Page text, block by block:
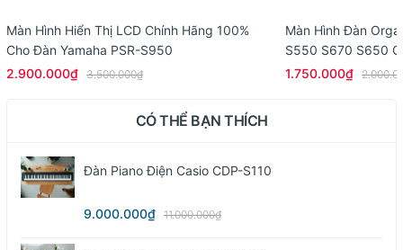
Màn Hình Hiển Thị LCD Chính Hãng 100%
Cho Đàn Yamaha PSR-S950
2.900.000₫ 3.500.000₫
Màn Hình Đàn
S550 S670 S650
1.750.000₫
CÓ THỂ BẠN THÍCH
Đàn Piano Điện Casio CDP-S110
9.000.000₫ 11.000.000₫